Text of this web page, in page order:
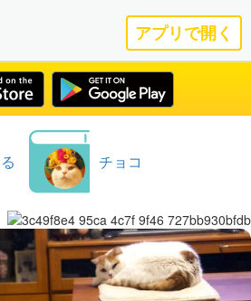
アプリで開く
チョコ